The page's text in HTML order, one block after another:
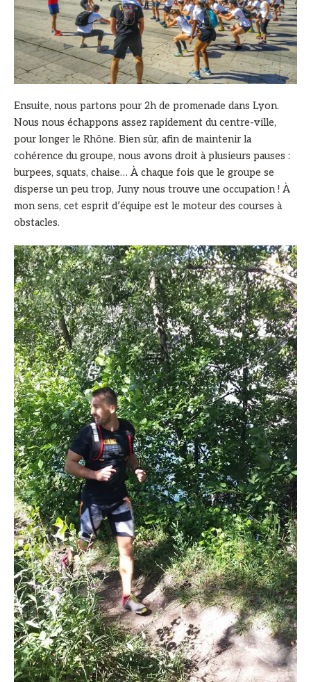
Ensuite, nous partons pour 2h de promenade dans Lyon.
Nous nous échappons assez rapidement du centre-ville,
pour longer le Rhône. Bien sûr, afin de maintenir la
cohérence du groupe, nous avons droit à plusieurs pauses :
burpees, squats, chaise… À chaque fois que le groupe se
disperse un peu trop, Juny nous trouve une occupation ! À
mon sens, cet esprit d’équipe est le moteur des courses à
obstacles.